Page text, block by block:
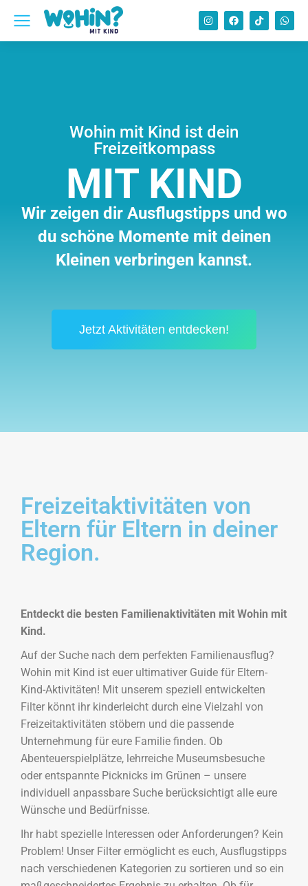
Wohin mit Kind ist dein
Freizeitkompass
MIT KIND
Wir zeigen dir Ausflugstipps und wo
du schöne Momente mit deinen
Kleinen verbringen kannst.
Jetzt Aktivitäten entdecken!
Freizeitaktivitäten von
Eltern für Eltern in deiner
Region.
Entdeckt die besten Familienaktivitäten mit Wohin mit
Kind.
Auf der Suche nach dem perfekten Familienausflug?
Wohin mit Kind ist euer ultimativer Guide für Eltern-
Kind-Aktivitäten! Mit unserem speziell entwickelten
Filter könnt ihr kinderleicht durch eine Vielzahl von
Freizeitaktivitäten stöbern und die passende
Unternehmung für eure Familie finden. Ob
Abenteuerspielplätze, lehrreiche Museumsbesuche
oder entspannte Picknicks im Grünen – unsere
individuell anpassbare Suche berücksichtigt alle eure
Wünsche und Bedürfnisse.
Ihr habt spezielle Interessen oder Anforderungen? Kein
Problem! Unser Filter ermöglicht es euch, Ausflugstipps
nach verschiedenen Kategorien zu sortieren und so ein